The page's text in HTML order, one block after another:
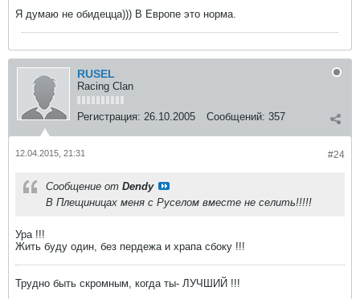
Я думаю не обидецца))) В Европе это норма.
RUSEL
Racing Clan
Регистрация: 26.10.2005 Сообщений: 357
#24
12.04.2015, 21:31
Сообщение от Dendy
В Плещиницах меня с Руселом вместе не селить!!!!!
Ура !!!
Жить буду один, без пердежа и храпа сбоку !!!
Трудно быть скромным, когда ты- ЛУЧШИЙ !!!